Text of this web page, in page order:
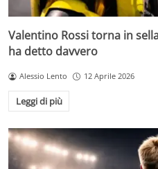
Valentino Rossi torna in
ha detto davvero
Alessio Lento 12 Aprile 2026
Leggi di più